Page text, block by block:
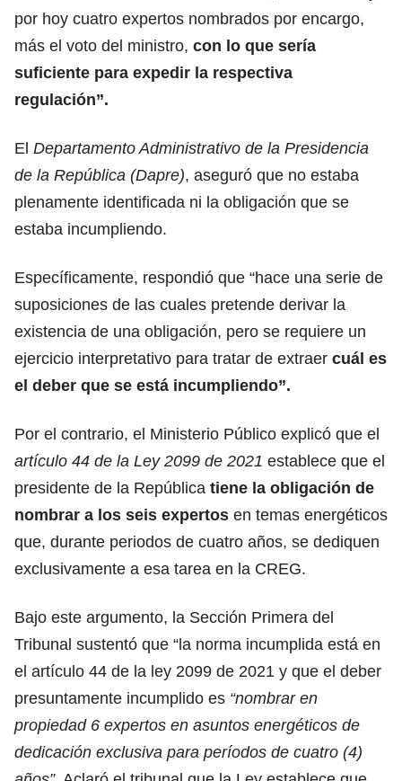
por hoy cuatro expertos nombrados por encargo,
más el voto del ministro, con lo que sería
suficiente para expedir la respectiva
regulación”.
El Departamento Administrativo de la Presidencia
de la República (Dapre), aseguró que no estaba
plenamente identificada ni la obligación que se
estaba incumpliendo.
Específicamente, respondió que “hace una serie de
suposiciones de las cuales pretende derivar la
existencia de una obligación, pero se requiere un
ejercicio interpretativo para tratar de extraer cuál es
el deber que se está incumpliendo”.
Por el contrario, el Ministerio Público explicó que el
artículo 44 de la Ley 2099 de 2021 establece que el
presidente de la República tiene la obligación de
nombrar a los seis expertos en temas energéticos
que, durante periodos de cuatro años, se dediquen
exclusivamente a esa tarea en la CREG.
Bajo este argumento, la Sección Primera del
Tribunal sustentó que “la norma incumplida está en
el artículo 44 de la ley 2099 de 2021 y que el deber
presuntamente incumplido es “nombrar en
propiedad 6 expertos en asuntos energéticos de
dedicación exclusiva para períodos de cuatro (4)